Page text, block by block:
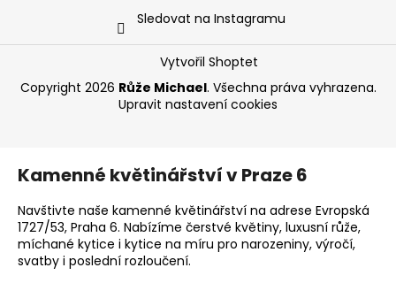
Sledovat na Instagramu
Vytvořil Shoptet
Copyright 2026 Růže Michael. Všechna práva vyhrazena.
Upravit nastavení cookies
Kamenné květinářství v Praze 6
Navštivte naše kamenné květinářství na adrese Evropská
1727/53, Praha 6. Nabízíme čerstvé květiny, luxusní růže,
míchané kytice i kytice na míru pro narozeniny, výročí,
svatby i poslední rozloučení.